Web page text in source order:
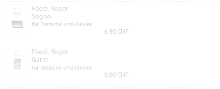
Faedi, Roger
Sogno
für Bratsche und Klavier
6.90 CHF
Faedi, Roger
Garm
für Bratsche und Klavier
9.00 CHF